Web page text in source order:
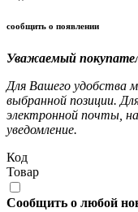
сообщить о появлении
Уважаемый
Для Вашего удобства
выбранной позиции.
электронной почты,
уведомление.
Код
Товар
Сообщить о любой